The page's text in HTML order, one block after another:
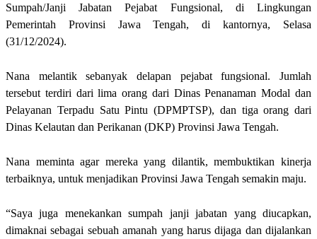
Sumpah/Janji Jabatan Pejabat Fungsional, di Lingkungan
Pemerintah Provinsi Jawa Tengah, di kantornya, Selasa
(31/12/2024).
Nana melantik sebanyak delapan pejabat fungsional. Jumlah
tersebut terdiri dari lima orang dari Dinas Penanaman Modal dan
Pelayanan Terpadu Satu Pintu (DPMPTSP), dan tiga orang dari
Dinas Kelautan dan Perikanan (DKP) Provinsi Jawa Tengah.
Nana meminta agar mereka yang dilantik, membuktikan kinerja
terbaiknya, untuk menjadikan Provinsi Jawa Tengah semakin maju.
“Saya juga menekankan sumpah janji jabatan yang diucapkan,
dimaknai sebagai sebuah amanah yang harus dijaga dan dijalankan